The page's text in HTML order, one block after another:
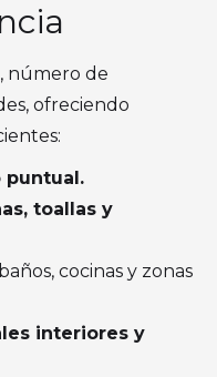
número de
ofreciendo
puntual.
toallas y
cocinas y zonas
interiores y